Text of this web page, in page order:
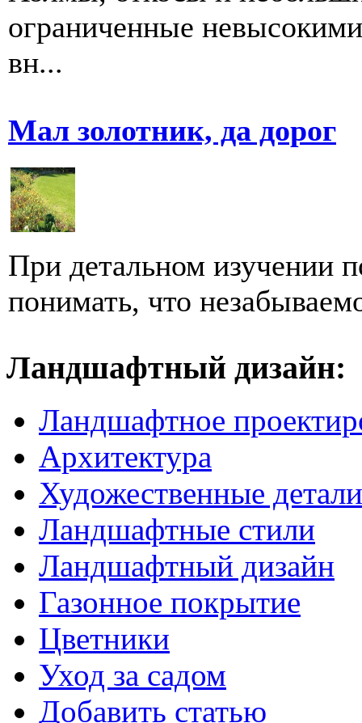
ограниченные
вн...
Мал золотник, да дорог
При детальном изучении
понимать, что
Ландшафтный дизайн:
Ландшафтное
Архитектура
Художественные детали
Ландшафтные стили
Ландшафтный дизайн
Газонное покрытие
Цветники
Уход за садом
Добавить статью